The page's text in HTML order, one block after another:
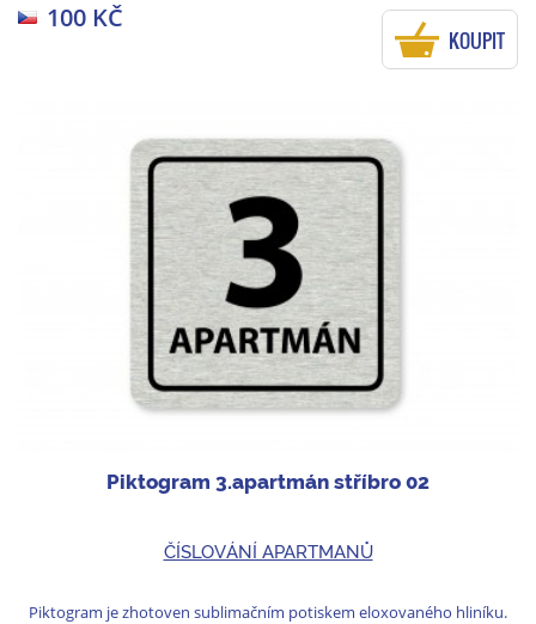
100 KČ
KOUPIT
Piktogram 3.apartmán stříbro 02
ČÍSLOVÁNÍ APARTMANŮ
Piktogram je zhotoven sublimačním potiskem eloxovaného hliníku.